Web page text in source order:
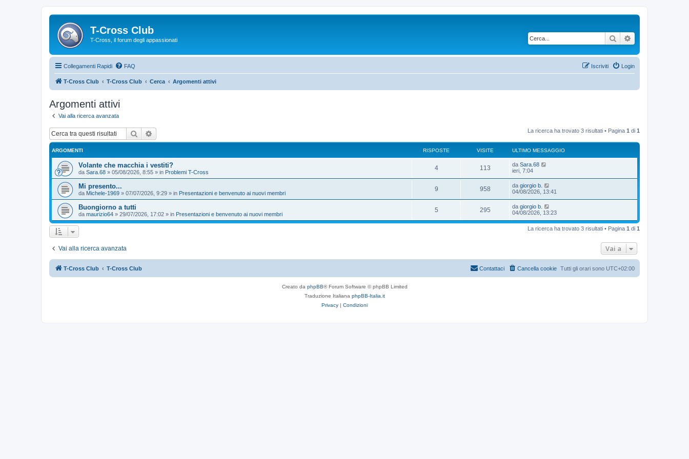
T-Cross Club
T-Cross, il forum degli appassionati Cerca
Collegamenti Rapidi FAQ Login
Iscriviti
T-Cross Club T-Cross Club Cerca Argomenti attivi
Argomenti attivi
Vai alla ricerca avanzata
Cerca La ricerca ha trovato 3 risultati • Pagina 1 di 1
ARGOMENTI RISPOSTE VISITE ULTIMO MESSAGGIO
Volante che macchia i vestiti?
da Sara.68 » 05/08/2026, 8:55 » in Problemi T-Cross
4 113 da Sara.68
ieri, 7:04
Mi presento...
da Michele-1969 » 07/07/2026, 9:29 » in Presentazioni e benvenuto ai nuovi membri
9 958 da giorgio b.
04/08/2026, 13:41
Buongiorno a tutti
da maurizio64 » 29/07/2026, 17:02 » in Presentazioni e benvenuto ai nuovi membri
5 295 da giorgio b.
04/08/2026, 13:23
La ricerca ha trovato 3 risultati • Pagina 1 di 1
Vai alla ricerca avanzata Vai a
T-Cross Club T-Cross Club Tutti gli orari sono UTC+02:00
Cancella cookie
Contattaci
Creato da phpBB® Forum Software © phpBB Limited
Traduzione Italiana phpBB-Italia.it
Privacy | Condizioni